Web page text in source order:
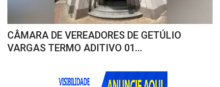
CÂMARA DE VEREADORES DE GETÚLIO
VARGAS TERMO ADITIVO 01...